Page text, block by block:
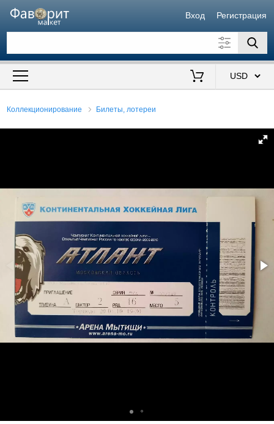
Вход Регистрация
Искать также в описании
Коллекционирование Билеты, лотереи